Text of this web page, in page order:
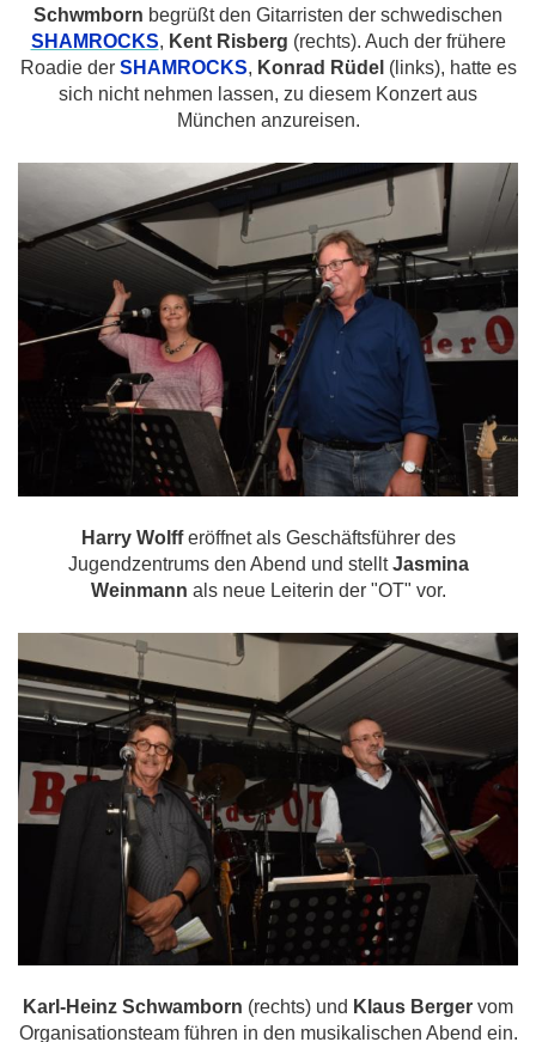
Schwmborn begrüßt den Gitarristen der schwedischen
SHAMROCKS, Kent Risberg (rechts). Auch der frühere
Roadie der SHAMROCKS, Konrad Rüdel (links), hatte es
sich nicht nehmen lassen, zu diesem Konzert aus
München anzureisen.
Harry Wolfferöffnet als Geschäftsführer des
Jugendzentrums den Abend und stelltJasmina
Weinmann als neue Leiterin der "OT" vor.
Karl-Heinz Schwamborn (rechts) und Klaus Berger vom
Organisationsteam führen in den musikalischen Abend ein.